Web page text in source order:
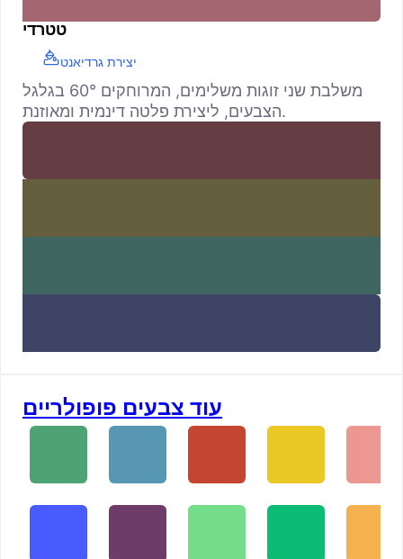
טטרדי
יצירת גרדיאנט
משלבת שני זוגות משלימים, המרוחקים 60° בגלגל
הצבעים, ליצירת פלטה דינמית ומאוזנת.
עוד צבעים פופולריים